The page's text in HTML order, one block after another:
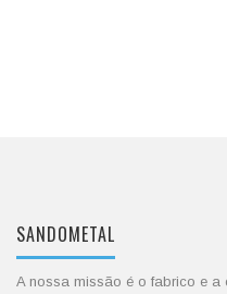
SANDOMETAL
A nossa missão é o fabrico e